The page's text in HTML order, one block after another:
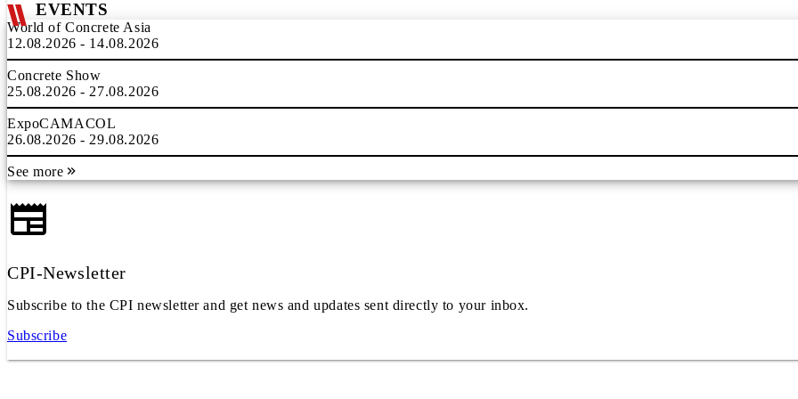
EVENTS
World of Concrete Asia
12.08.2026 - 14.08.2026
Concrete Show
25.08.2026 - 27.08.2026
ExpoCAMACOL
26.08.2026 - 29.08.2026
See more
CPI-Newsletter
Subscribe to the CPI newsletter and get news and updates sent directly to your inbox.
Subscribe